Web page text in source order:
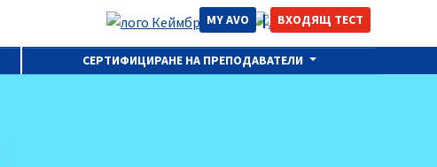
MY AVO ВХОДЯЩ ТЕСТ
СЕРТИФИЦИРАНЕ НА ПРЕПОДАВАТЕЛИ